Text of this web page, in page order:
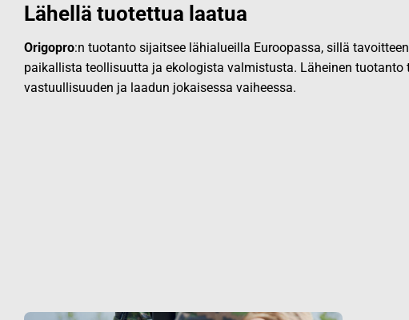
Lähellä tuotettua laatua
Origopro:n tuotanto sijaitsee lähialueilla Euroopassa, sillä
paikallista teollisuutta ja ekologista valmistusta. Läheinen tuotanto
vastuullisuuden ja laadun jokaisessa vaiheessa.